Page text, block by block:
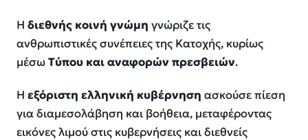
Η διεθνής κοινή γνώμη γνώριζε τις
ανθρωπιστικές συνέπειες της Κατοχής, κυρίως
μέσωΤύπου και αναφορών πρεσβειών.
Η εξόριστη ελληνική κυβέρνηση ασκούσε πίεση
για διαμεσολάβηση και βοήθεια, μεταφέροντας
εικόνες λιμού στις κυβερνήσεις και διεθνείς